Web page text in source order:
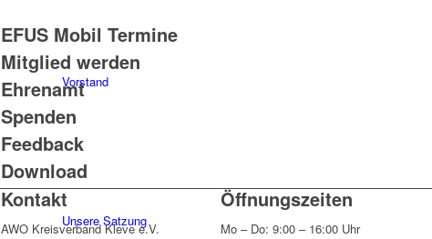
Vorstand
Unsere Satzung
EFUS Mobil Termine
Mitglied werden
Ehrenamt
Spenden
Feedback
Download
Kontakt
AWO Kreisverband Kleve e.V.
Öffnungszeiten
Mo – Do: 9:00 – 16:00 Uhr